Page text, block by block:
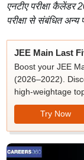
एनटीए परीक्षा कैलेंडर
परीक्षा से संबंधित
JEE Main Last
Boost your JEE
(2026–2022).
high-weightage
Try Now